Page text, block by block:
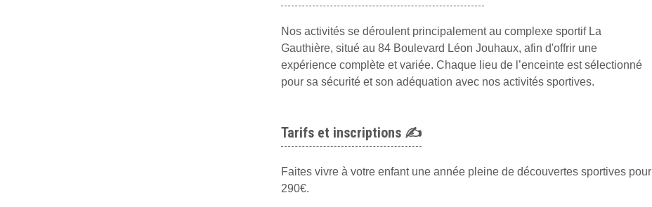
Nos activités se déroulent principalement au complexe sportif La
Gauthière, situé au 84 Boulevard Léon Jouhaux, afin d'offrir une
expérience complète et variée. Chaque lieu de l’enceinte est sélectionné
pour sa sécurité et son adéquation avec nos activités sportives.
Tarifs et inscriptions ✍️
Faites vivre à votre enfant une année pleine de découvertes sportives pour
290€.